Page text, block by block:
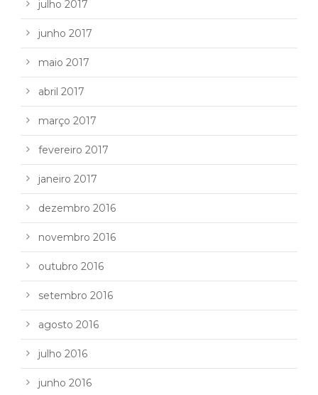
julho 2017
junho 2017
maio 2017
abril 2017
março 2017
fevereiro 2017
janeiro 2017
dezembro 2016
novembro 2016
outubro 2016
setembro 2016
agosto 2016
julho 2016
junho 2016